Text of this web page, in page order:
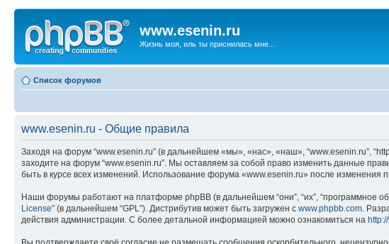
www.esenin.ru
Жизнь моя, иль ты приснилась мне...
Список форумов
www.esenin.ru - Общие правила
Заходя на форум “www.esenin.ru” (в дальнейшем «мы», «нас», «наш», “www.esenin.ru”,
заходите на форум “www.esenin.ru”. Мы оставляем за собой право изменить данные
быть в курсе всех изменений. Использование форума «www.esenin.ru» после изменения
Наши форумы работают на платформе phpBB (в дальнейшем “они”, “их”, “программное
License” (в дальнейшем “GPL”). Дистрибутив может быть загружен с www.phpbb.com .
действия администрации. С более детальной информацией можно ознакомиться на